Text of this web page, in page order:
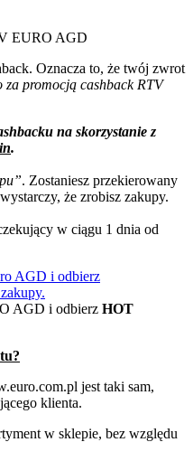
EURO AGD
Oznacza to, że twój zwrot
za promocją cashback RTV
na skorzystanie z
.
. Zostaniesz przekierowany
że zrobisz zakupy.
w ciągu 1 dnia od
AGD i odbierz HOT
jest taki sam,
klienta.
w sklepie, bez względu